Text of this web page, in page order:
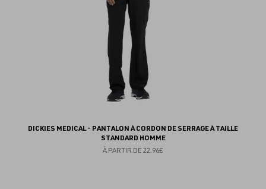
DICKIES MEDICAL - PANTALON À CORDON DE SERRAGE À TAILLE
STANDARD HOMME
À PARTIR DE 22.96€